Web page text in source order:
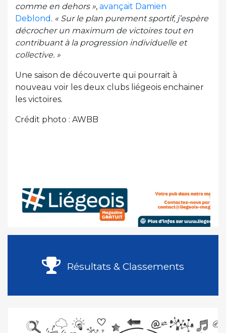
comme en dehors », avançait Damien
Deblond . « Sur le plan purement sportif, j’espère
décrocher un maximum de victoires tout en
contribuant à la progression individuelle et
collective. »
Une saison de découverte qui pourrait à
nouveau voir les deux clubs liégeois enchainer
les victoires.
Crédit photo : AWBB
Résultats & Classements